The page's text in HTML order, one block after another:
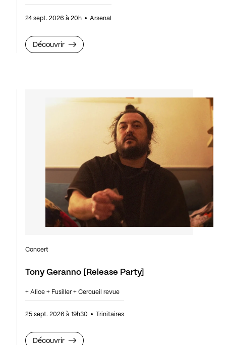
24 sept. 2026 à 20h Arsenal
Découvrir
Tony Geranno [Release Party]
Concert
+ Alice + Fusiller + Cercueil revue
25 sept. 2026 à 19h30 Trinitaires
Découvrir